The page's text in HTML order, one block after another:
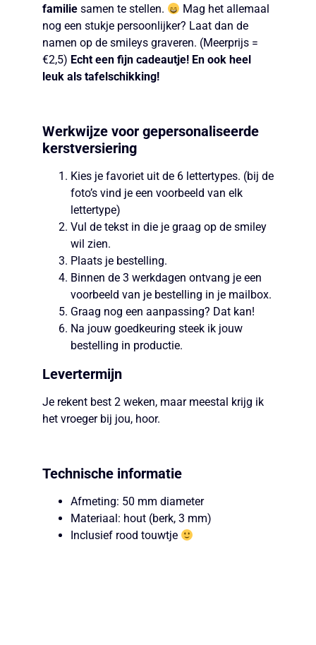
familie samen te stellen.
Mag het allemaal
nog een stukje persoonlijker? Laat dan de
namen op de smileys graveren. (Meerprijs =
€2,5) Echt een fijn cadeautje! En ook heel
leuk als tafelschikking!
Werkwijze voor gepersonaliseerde
kerstversiering
Kies je favoriet uit de 6 lettertypes. (bij de
foto’s vind je een voorbeeld van elk
lettertype)
Vul de tekst in die je graag op de smiley
wil zien.
Plaats je bestelling.
Binnen de 3 werkdagen ontvang je een
voorbeeld van je bestelling in je mailbox.
Graag nog een aanpassing? Dat kan!
Na jouw goedkeuring steek ik jouw
bestelling in productie.
Levertermijn
Je rekent best 2 weken, maar meestal krijg ik
het vroeger bij jou, hoor.
Technische informatie
Afmeting: 50 mm diameter
Materiaal: hout (berk, 3 mm)
Inclusief rood touwtje